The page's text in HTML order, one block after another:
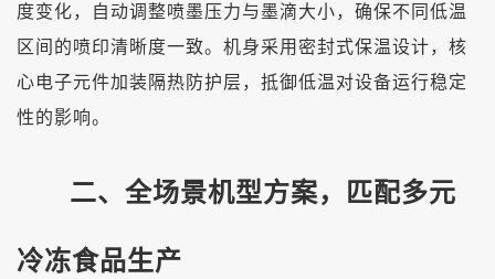
度变化，自动调整喷墨压力与墨滴大小，确保不同低温
区间的喷印清晰度一致。机身采用密封式保温设计，核
心电子元件加装隔热防护层，抵御低温对设备运行稳定
性的影响。
二、全场景机型方案，匹配多元
冷冻食品生产